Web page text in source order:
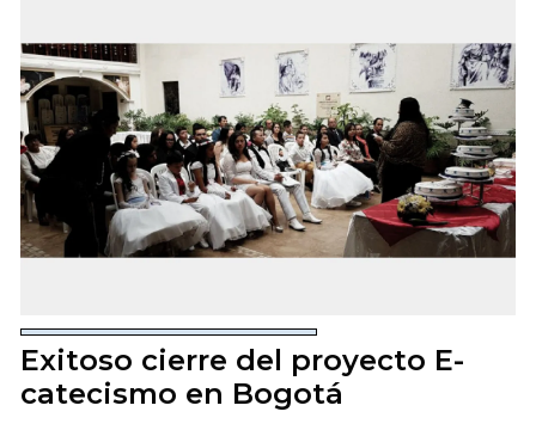
Exitoso cierre del proyecto E-
catecismo en Bogotá